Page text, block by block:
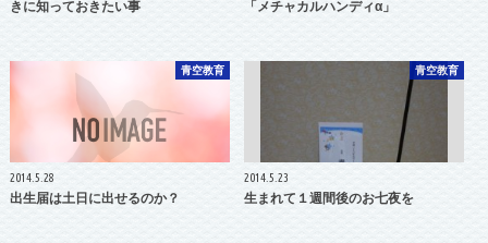
きに知っておきたい事
「メチャカルハンディα」
青空教育
2014.5.28
出生届は土日に出せるのか？
青空教育
2014.5.23
生まれて１週間後のお七夜を